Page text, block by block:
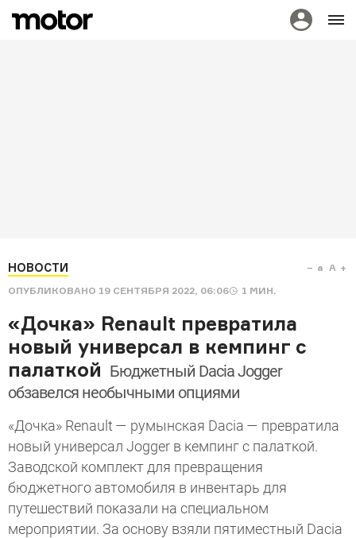
НОВОСТИ
ОПУБЛИКОВАНО 19 СЕНТЯБРЯ 2022, 06:06 1 МИН.
a A
«Дочка» Renault превратила
новый универсал в кемпинг с
палаткой Бюджетный Dacia Jogger
обзавелся необычными опциями
«Дочка» Renault — румынская Dacia — превратила
новый универсал Jogger в кемпинг с палаткой.
Заводской комплект для превращения
бюджетного автомобиля в инвентарь для
путешествий показали на специальном
мероприятии. За основу взяли пятиместный Dacia